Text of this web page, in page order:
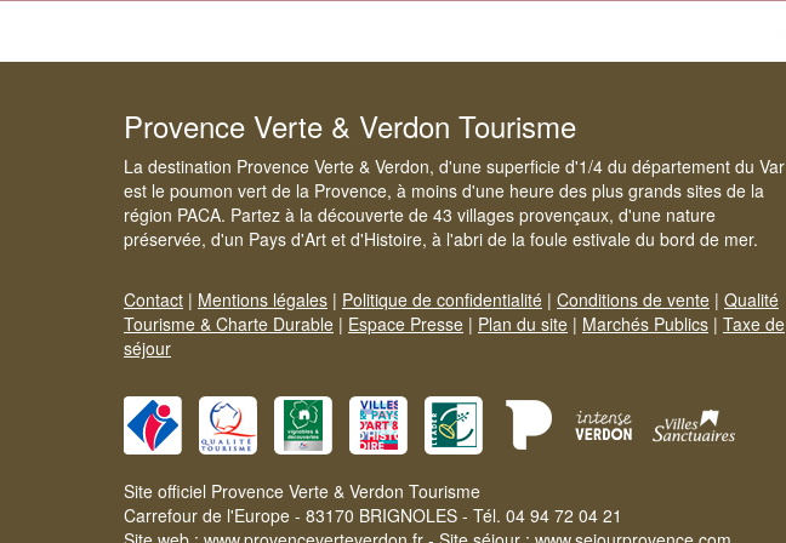
Provence Verte & Verdon Tourisme
La destination Provence Verte & Verdon, d'une superficie d'1/4 du département du Var
est le poumon vert de la Provence, à moins d'une heure des plus grands sites de la
région PACA. Partez à la découverte de 43 villages provençaux, d'une nature
préservée, d'un Pays d'Art et d'Histoire, à l'abri de la foule estivale du bord de mer.
Contact | Mentions légales | Politique de confidentialité | Conditions de vente | Qualité
Tourisme & Charte Durable | Espace Presse | Plan du site | Marchés Publics | Taxe de
séjour
Site officiel Provence Verte & Verdon Tourisme
Carrefour de l'Europe - 83170 BRIGNOLES - Tél. 04 94 72 04 21